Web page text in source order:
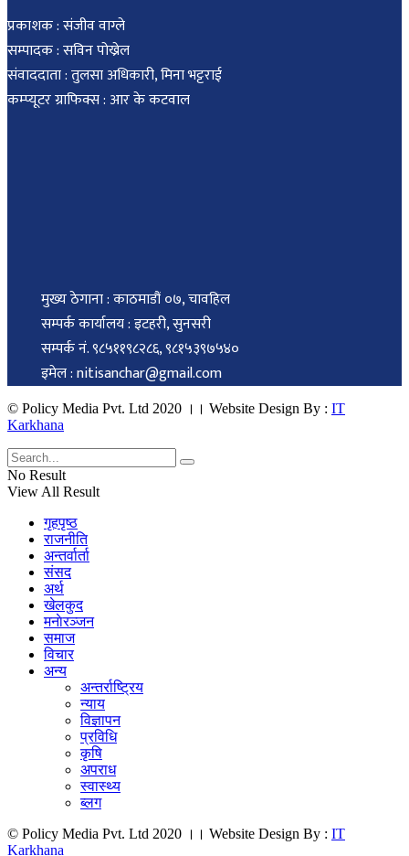
प्रकाशक : संजीव वाग्ले
सम्पादक : सविन पोख्रेल
संवाददाता : तुलसा अधिकारी, मिना भट्टराई
कम्प्यूटर ग्राफिक्स : आर के कटवाल
मुख्य ठेगाना : काठमाडौं ०७, चावहिल
सम्पर्क कार्यालय : इटहरी, सुनसरी
सम्पर्क नं. ९८५११९८२८६, ९८१५३९७५४०
इमेल : nitisanchar@gmail.com
© Policy Media Pvt. Ltd 2020 ।। Website Design By : IT
Karkhana
No Result
View All Result
गृहपृष्ठ
राजनीति
अन्तर्वार्ता
संसद
अर्थ
खेलकुद
मनाेरञ्जन
समाज
विचार
अन्य
अन्तर्राष्ट्रिय
न्याय
विज्ञापन
प्रविधि
कृषि
अपराध
स्वास्थ्य
ब्लग
© Policy Media Pvt. Ltd 2020 ।। Website Design By : IT
Karkhana